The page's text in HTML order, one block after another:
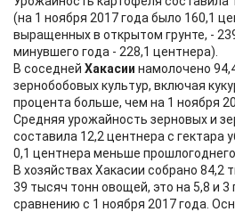
(на 1 ноября 2017 года было 160,1
выращенных в открытом грунте, -
минувшего года - 228,1 центнера).
В соседней Хакасии намолочено
зернобобовых культур, включая
процента больше, чем на 1 ноября
Средняя урожайность зерновых и
составила 12,2 центнера с гектара
0,1 центнера меньше прошлогоднего.
В хозяйствах Хакасии собрано 84,2
39 тысяч тонн овощей, это на 5,8 и
сравнению с 1 ноября 2017 года.